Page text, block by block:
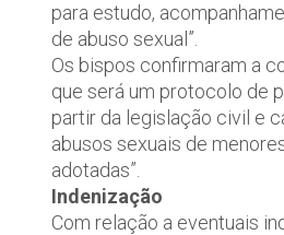
para estudo,
de abuso sexual”.
Os bispos confirmaram a
que será um protocolo de
partir da legislação civil e
abusos sexuais de
adotadas”.
Indenização
Com relação a eventuais